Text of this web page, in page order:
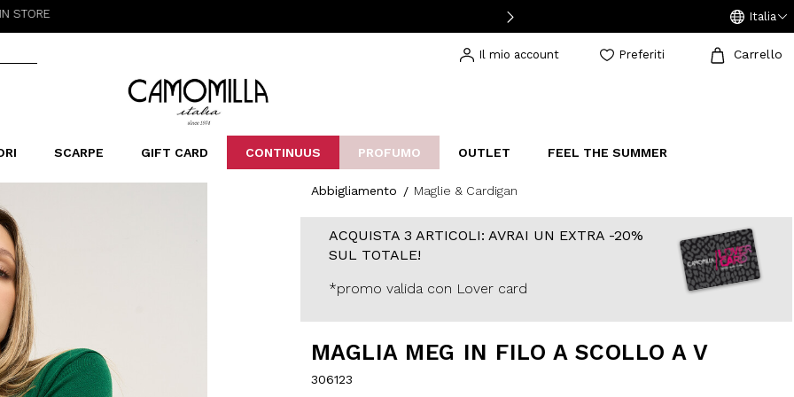
Italia
Il mio account Preferiti Carrello
Camomilla Italia®
STUDIO
BIJOUX
SCARPE
SNEAKERS
GIFT CARD CONTINUUS PROFUMO OUTLET FEEL THE SUMMER
Abbigliamento Maglie & Cardigan
ACQUISTA 3 ARTICOLI: AVRAI UN EXTRA -20%
SUL TOTALE!
*promo valida con Lover card
MAGLIA MEG IN FILO A SCOLLO A V
306123